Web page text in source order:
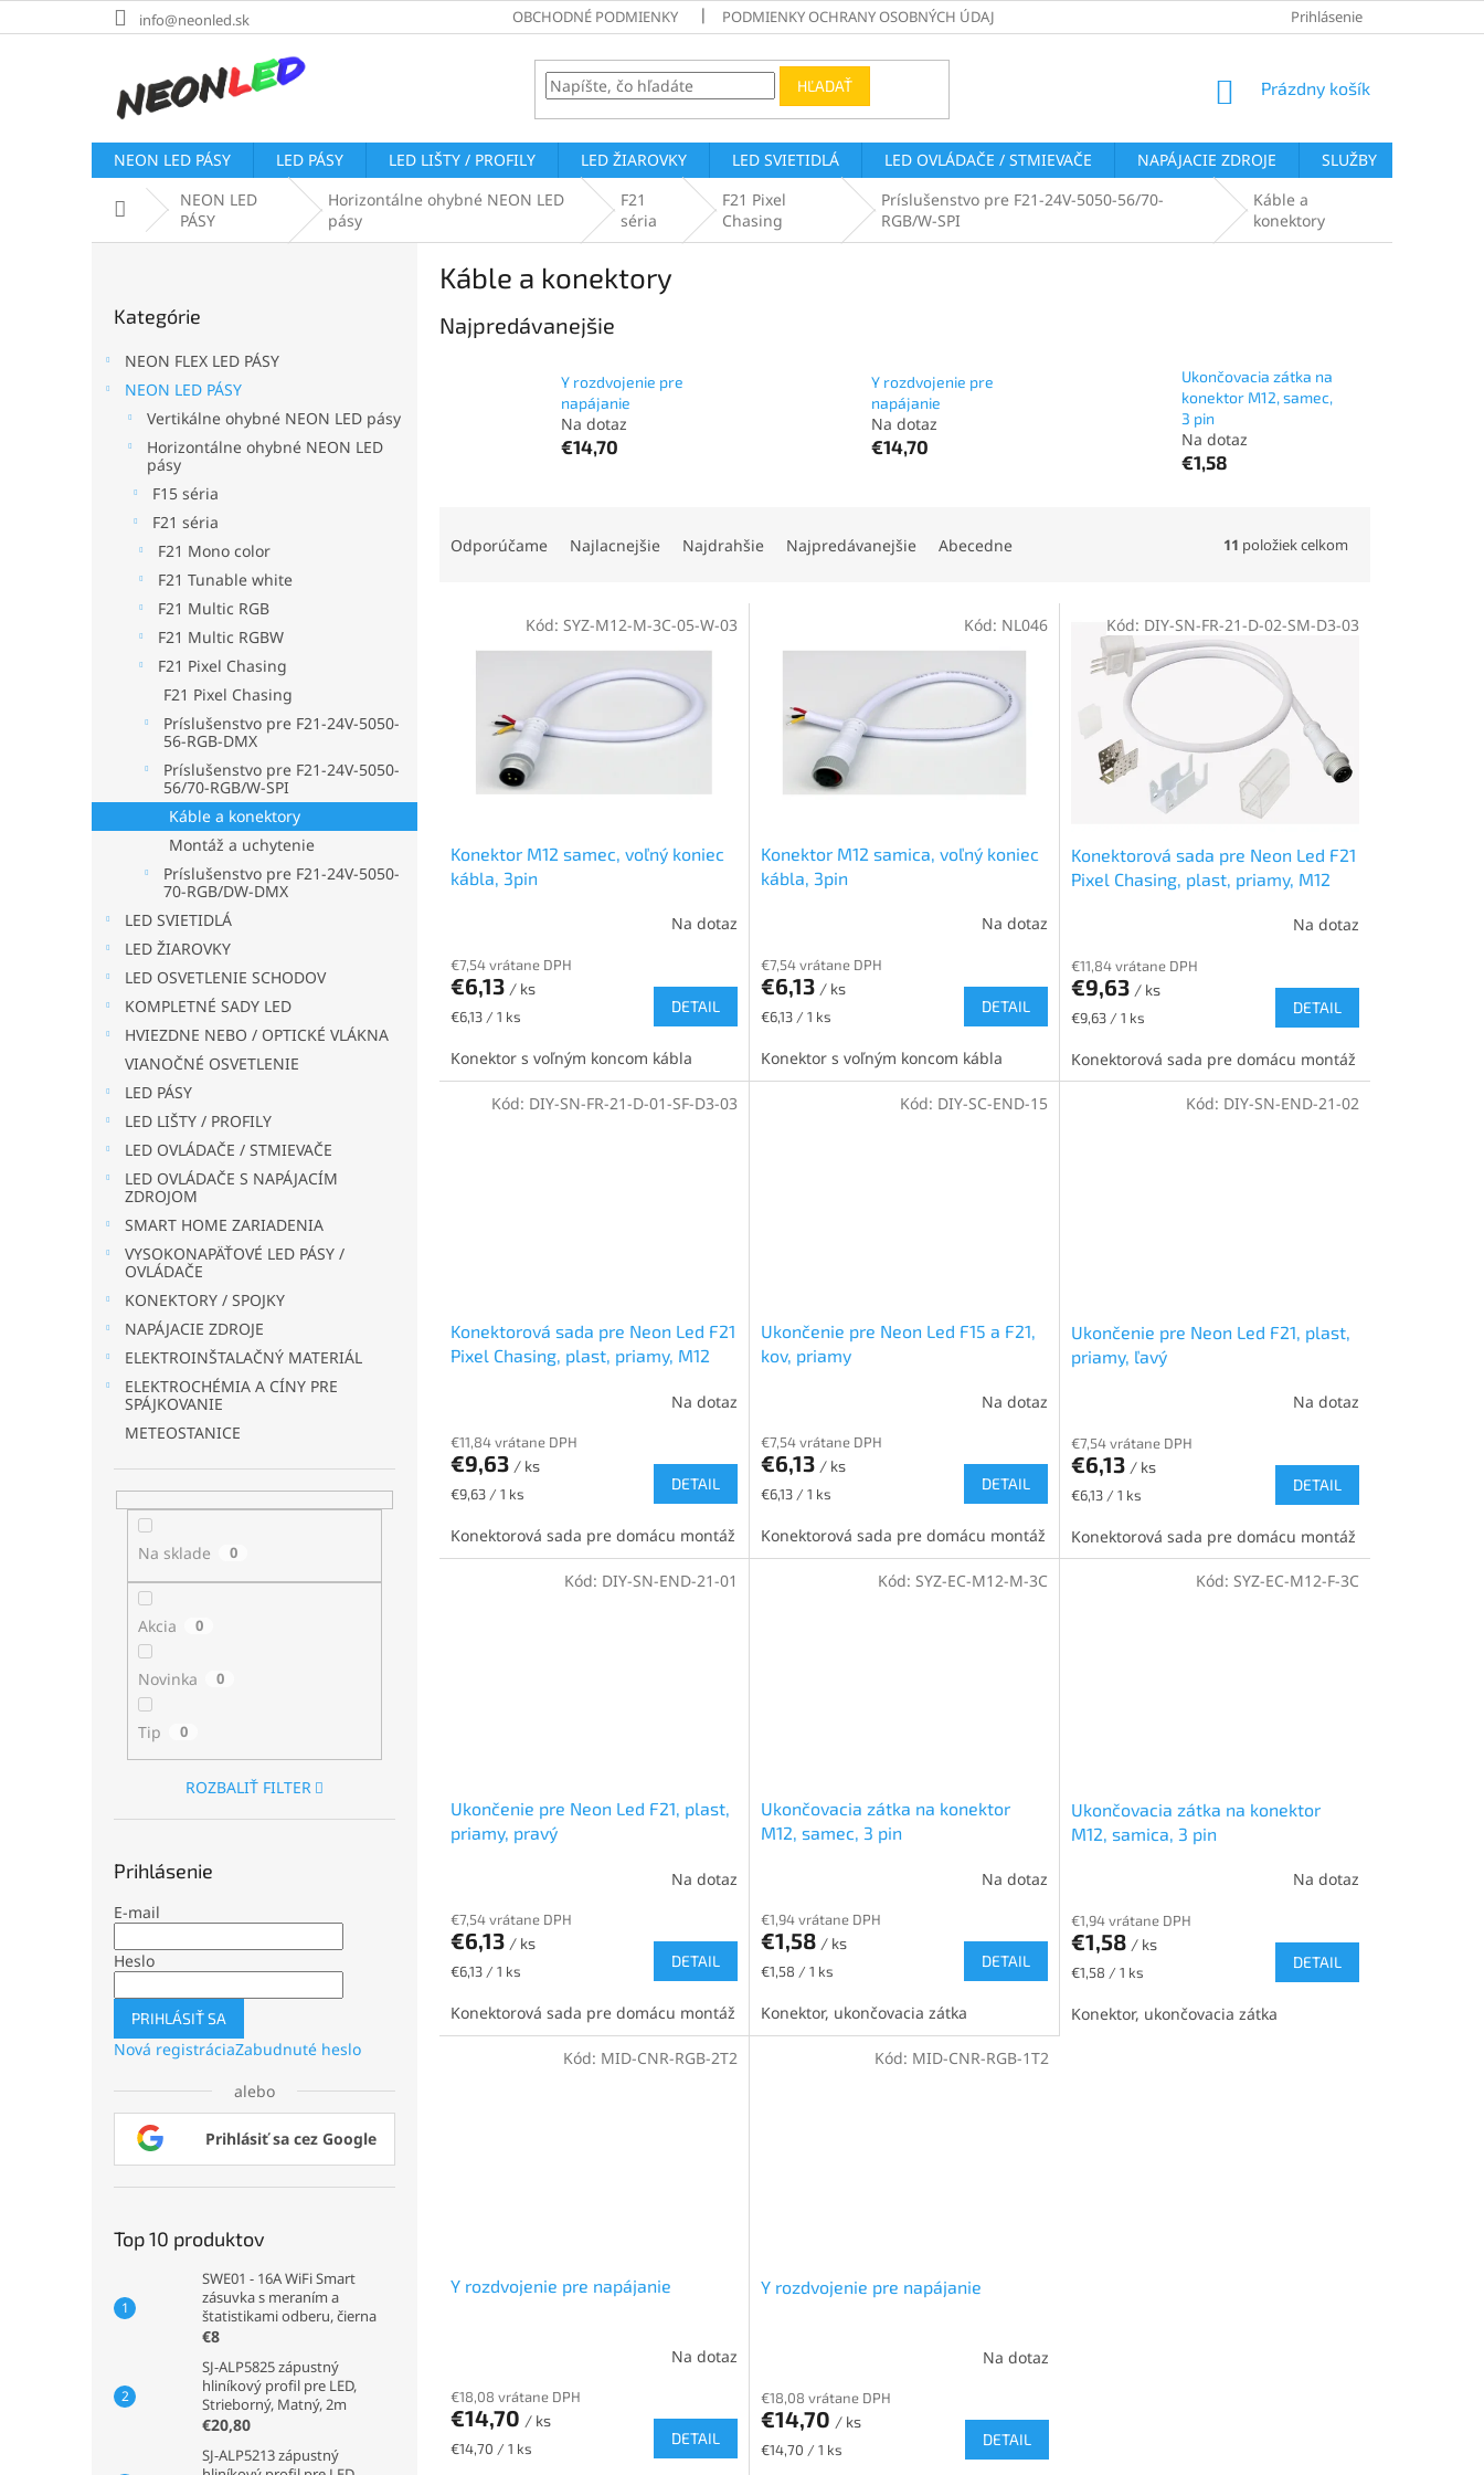
na
info@neonled.sk OBCHODNÉ PODMIENKY PODMIENKY OCHRANY OSOBNÝCH ÚDAJOV VRÁTENIE TOVARU
Prihlásenie
HĽADAŤ
NÁKUPNÝ
Prázdny košík
NEON LED PÁSY LED PÁSY LED LIŠTY / PROFILY LED ŽIAROVKY LED SVIETIDLÁ LED OVLÁDAČE / STMIEVAČE NAPÁJACIE ZDROJE SLUŽBY
DomovNEON LED
PÁSY
Horizontálne ohybné NEON LED
pásy
F21
séria
F21 Pixel
Chasing
Príslušenstvo pre F21-24V-5050-56/70-
RGB/W-SPI
Káble a
konektory
kategórie
Kategórie
NEON FLEX LED PÁSY
NEON LED PÁSY
Vertikálne ohybné NEON LED pásy
Horizontálne ohybné NEON LED
pásy
F15 séria
F21 séria
F21 Mono color
F21 Tunable white
F21 Multic RGB
F21 Multic RGBW
F21 Pixel Chasing
F21 Pixel Chasing
Príslušenstvo pre F21-24V-5050-
56-RGB-DMX
Príslušenstvo pre F21-24V-5050-
56/70-RGB/W-SPI
Káble a konektory
Montáž a uchytenie
Príslušenstvo pre F21-24V-5050-
70-RGB/DW-DMX
LED SVIETIDLÁ
LED ŽIAROVKY
LED OSVETLENIE SCHODOV
KOMPLETNÉ SADY LED
HVIEZDNE NEBO / OPTICKÉ VLÁKNA
VIANOČNÉ OSVETLENIE
LED PÁSY
LED LIŠTY / PROFILY
LED OVLÁDAČE / STMIEVAČE
LED OVLÁDAČE S NAPÁJACÍM
ZDROJOM
SMART HOME ZARIADENIA
VYSOKONAPÄŤOVÉ LED PÁSY /
OVLÁDAČE
KONEKTORY / SPOJKY
NAPÁJACIE ZDROJE
ELEKTROINŠTALAČNÝ MATERIÁL
ELEKTROCHÉMIA A CÍNY PRE
SPÁJKOVANIE
METEOSTANICE
Na sklade 0
Akcia 0
Novinka 0
Tip 0
ROZBALIŤ FILTER
Prihlásenie
E-mail
Heslo
PRIHLÁSIŤ SA
Nová registráciaZabudnuté heslo
alebo
Prihlásiť sa cez Google
Top 10 produktov
SWE01 - 16A WiFi Smart
zásuvka s meraním a
štatistikami odberu, čierna
€8
SJ-ALP5825 zápustný
hliníkový profil pre LED,
Strieborný, Matný, 2m
€20,80
SJ-ALP5213 zápustný
Káble a konektory
Najpredávanejšie
Y rozdvojenie pre
napájanie
Na dotaz
€14,70
Y rozdvojenie pre
napájanie
Na dotaz
€14,70
Ukončovacia zátka na
konektor M12, samec,
3 pin
Na dotaz
€1,58
Odporúčame Najlacnejšie Najdrahšie Najpredávanejšie Abecedne 11 položiek celkom
Konektor M12 samec, voľný koniec
kábla, 3pin
Na dotaz
€7,54 vrátane DPH
€6,13 / ks
Jednotková
€6,13 / 1 ks
DETAIL
Konektor s voľným koncom kábla
Kód: SYZ-M12-M-3C-05-W-03
Konektor M12 samica, voľný koniec
kábla, 3pin
Na dotaz
€7,54 vrátane DPH
€6,13 / ks
Jednotková
€6,13 / 1 ks
DETAIL
Konektor s voľným koncom kábla
Kód: NL046
Konektorová sada pre Neon Led F21
Pixel Chasing, plast, priamy, M12
Na dotaz
€11,84 vrátane DPH
€9,63 / ks
Jednotková
€9,63 / 1 ks
DETAIL
Konektorová sada pre domácu montáž
Kód: DIY-SN-FR-21-D-02-SM-D3-03
Konektorová sada pre Neon Led F21
Pixel Chasing, plast, priamy, M12
Na dotaz
€11,84 vrátane DPH
€9,63 / ks
Jednotková
€9,63 / 1 ks
DETAIL
Konektorová sada pre domácu montáž
Kód: DIY-SN-FR-21-D-01-SF-D3-03
Ukončenie pre Neon Led F15 a F21,
kov, priamy
Na dotaz
€7,54 vrátane DPH
€6,13 / ks
Jednotková
€6,13 / 1 ks
DETAIL
Konektorová sada pre domácu montáž
Kód: DIY-SC-END-15
Ukončenie pre Neon Led F21, plast,
priamy, ľavý
Na dotaz
€7,54 vrátane DPH
€6,13 / ks
Jednotková
€6,13 / 1 ks
DETAIL
Konektorová sada pre domácu montáž
Kód: DIY-SN-END-21-02
Ukončenie pre Neon Led F21, plast,
priamy, pravý
Na dotaz
€7,54 vrátane DPH
€6,13 / ks
Jednotková
€6,13 / 1 ks
DETAIL
Konektorová sada pre domácu montáž
Kód: DIY-SN-END-21-01
Ukončovacia zátka na konektor
M12, samec, 3 pin
Na dotaz
€1,94 vrátane DPH
€1,58 / ks
Jednotková
€1,58 / 1 ks
DETAIL
Konektor, ukončovacia zátka
Kód: SYZ-EC-M12-M-3C
Ukončovacia zátka na konektor
M12, samica, 3 pin
Na dotaz
€1,94 vrátane DPH
€1,58 / ks
Jednotková
€1,58 / 1 ks
DETAIL
Konektor, ukončovacia zátka
Kód: SYZ-EC-M12-F-3C
Y rozdvojenie pre napájanie
Na dotaz
€18,08 vrátane DPH
€14,70 / ks
Jednotková
€14,70 / 1 ks
DETAIL
Kód: MID-CNR-RGB-2T2
Y rozdvojenie pre napájanie
Na dotaz
€18,08 vrátane DPH
€14,70 / ks
Jednotková
€14,70 / 1 ks
DETAIL
Kód: MID-CNR-RGB-1T2